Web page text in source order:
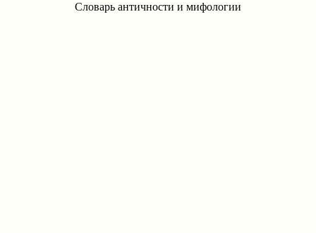
Словарь античности и мифологии